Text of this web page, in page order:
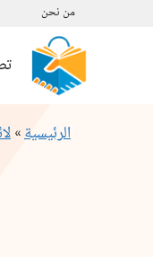
من نحن
الرئيسية»